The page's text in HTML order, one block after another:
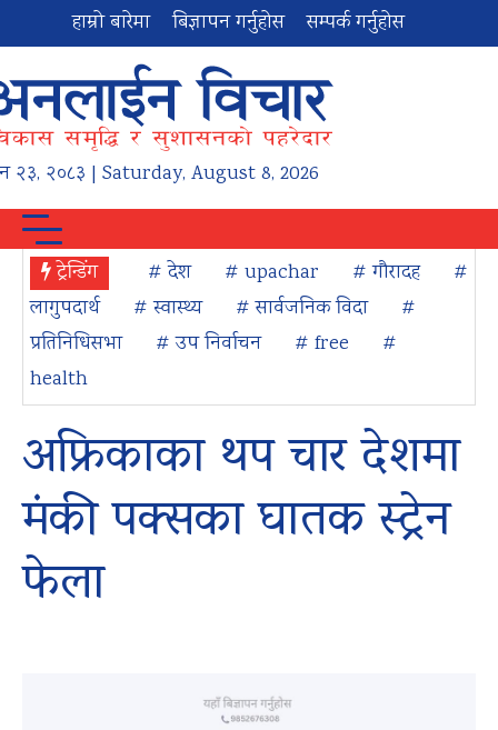
हाम्रो बारेमा बिज्ञापन गर्नुहोस सम्पर्क गर्नुहोस
२३, २०८३ | Saturday, August 8, 2026
ट्रेन्डिंग # देश # upachar # गौरादह
#
लागुपदार्थ
# स्वास्थ्य # सार्वजनिक विदा
#
प्रतिनिधिसभा
# उप निर्वाचन # free
#
health
अफ्रिकाका थप चार देशमा
मंकी पक्सका घातक स्ट्रेन
फेला